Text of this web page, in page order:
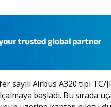
sayılı Airbus A320 tipi TC/
başladı. Bu sırada